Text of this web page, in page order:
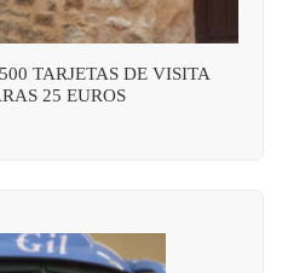
TARJETAS DE VISITA
25 EUROS